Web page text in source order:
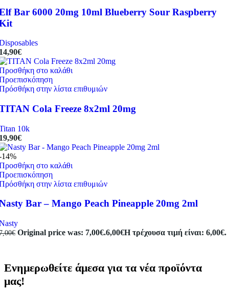
Bar 6000 20mg 10ml Blueberry Sour Raspberry
€
στο καλάθι
στην λίστα επιθυμιών
Cola Freeze 8x2ml 20mg
10k
€
14%
στο καλάθι
στην λίστα επιθυμιών
Bar – Mango Peach Pineapple 20mg 2ml
€ Original price was: 7,00€.6,00€Η τρέχουσα τιμή είναι: 6,00€.
Ενημερωθείτε άμεσα για τα νέα προϊόντα
μας!